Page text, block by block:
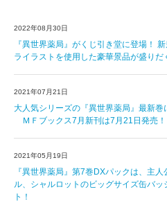
2022年08月30日
『異世界薬局』がくじ引き堂に登場！
ライラストを使用した豪華景品が盛りだ
2021年07月21日
大人気シリーズの『異世界薬局』最新
ＭＦブックス7月新刊は7月21日発売！
2021年05月19日
『異世界薬局』第7巻DXパックは、主
ル、シャルロットのビッグサイズ缶バ
ト！